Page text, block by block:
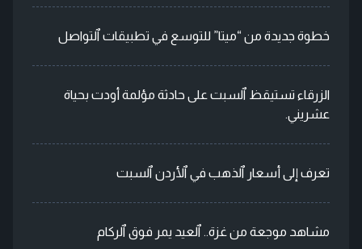
خطوة جديدة من “ميتا” للتوسع في تطبيقات ٱلتواصل
الزرقاء تستيقظ ٱلسبت على حادثة مؤلمة أودت بحياة
عشريني.
تعرف إلى أسعار ٱلذهب في ٱلأردن ٱلسبت
مشاهد موجعة من غزة.. ٱلعيد يمر فوق ٱلركام